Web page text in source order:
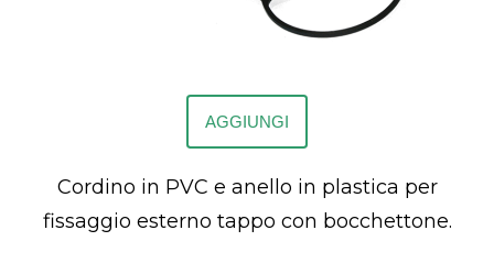
AGGIUNGI
Cordino in PVC e anello in plastica per
fissaggio esterno tappo con bocchettone.